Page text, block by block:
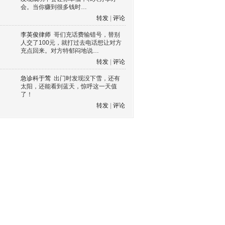
会。当你赚到很多钱时…
转发
评论
李英俊律师 哥们充话费输错号，替别
人交了100元，就打过去电话想让对方
充点回来。对方特郁闷地说…
转发
评论
急诊科于莺 出门时发现没下雪，还有
太阳，还能看到蓝天，惊呼这一天值
了！
转发
评论